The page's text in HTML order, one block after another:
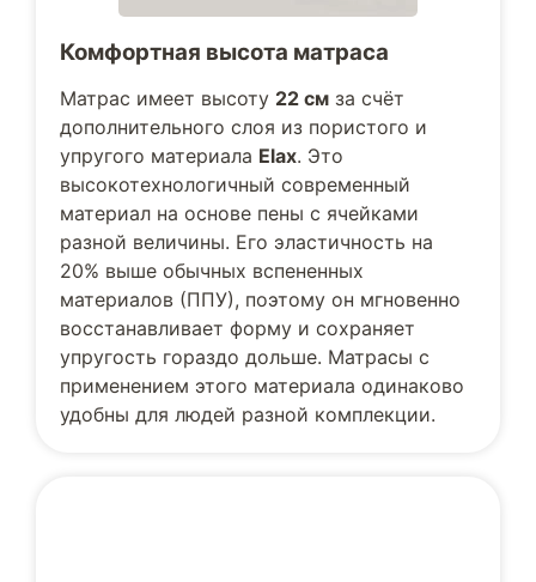
Комфортная высота матраса
Матрас имеет высоту 22 см за счёт
дополнительного слоя из пористого и
упругого материала Elax. Это
высокотехнологичный современный
материал на основе пены с ячейками
разной величины. Его эластичность на
20% выше обычных вспененных
материалов (ППУ), поэтому он мгновенно
восстанавливает форму и сохраняет
упругость гораздо дольше. Матрасы с
применением этого материала одинаково
удобны для людей разной комплекции.